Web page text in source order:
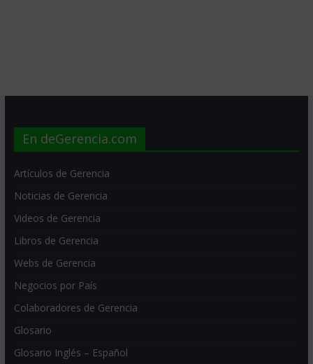
En deGerencia.com
Artículos de Gerencia
Noticias de Gerencia
Videos de Gerencia
Libros de Gerencia
Webs de Gerencia
Negocios por País
Colaboradores de Gerencia
Glosario
Glosario Inglés – Español